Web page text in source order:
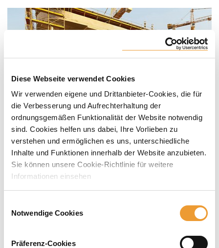
Diese Webseite verwendet Cookies
Wir verwenden eigene und Drittanbieter-Cookies, die für
die Verbesserung und Aufrechterhaltung der
ordnungsgemäßen Funktionalität der Website notwendig
sind. Cookies helfen uns dabei, Ihre Vorlieben zu
verstehen und ermöglichen es uns, unterschiedliche
Inhalte und Funktionen innerhalb der Website anzubieten.
Sie können unsere Cookie-Richtlinie für weitere
Informationen einsehen
Notwendige Cookies
Präferenz-Cookies